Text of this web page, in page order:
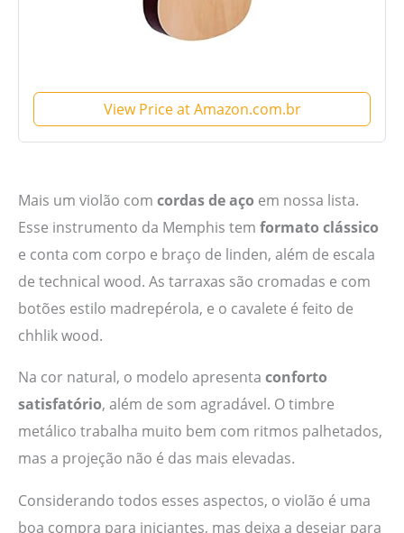
View Price at Amazon.com.br
Mais um violão com cordas de aço em nossa lista.
Esse instrumento da Memphis tem formato clássico
e conta com corpo e braço de linden, além de escala
de technical wood. As tarraxas são cromadas e com
botões estilo madrepérola, e o cavalete é feito de
chhlik wood.
Na cor natural, o modelo apresenta conforto
satisfatório, além de som agradável. O timbre
metálico trabalha muito bem com ritmos palhetados,
mas a projeção não é das mais elevadas.
Considerando todos esses aspectos, o violão é uma
boa compra para iniciantes, mas deixa a desejar para